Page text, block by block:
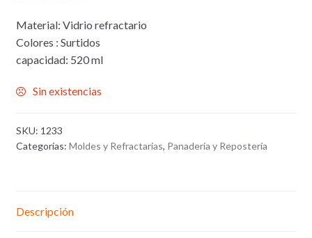
Material: Vidrio refractario
Colores : Surtidos
capacidad: 520 ml
Sin existencias
SKU: 1233
Categorías: Moldes y Refractarias, Panadería y Repostería
Descripción